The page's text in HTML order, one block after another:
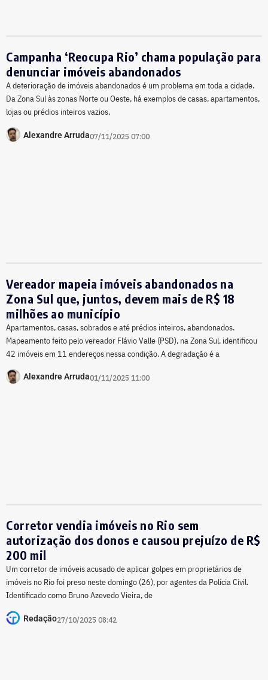
Campanha ‘Reocupa Rio’ chama população para
denunciar imóveis abandonados
A deterioração de imóveis abandonados é um problema em toda a cidade.
Da Zona Sul às zonas Norte ou Oeste, há exemplos de casas, apartamentos,
lojas ou prédios inteiros vazios,
Alexandre Arruda07/11/2025 07:00
Vereador mapeia imóveis abandonados na
Zona Sul que, juntos, devem mais de R$ 18
milhões ao município
Apartamentos, casas, sobrados e até prédios inteiros, abandonados.
Mapeamento feito pelo vereador Flávio Valle (PSD), na Zona Sul, identificou
42 imóveis em 11 endereços nessa condição. A degradação é a
Alexandre Arruda01/11/2025 11:00
Corretor vendia imóveis no Rio sem
autorização dos donos e causou prejuízo de R$
200 mil
Um corretor de imóveis acusado de aplicar golpes em proprietários de
imóveis no Rio foi preso neste domingo (26), por agentes da Polícia Civil.
Identificado como Bruno Azevedo Vieira, de
Redação27/10/2025 08:42